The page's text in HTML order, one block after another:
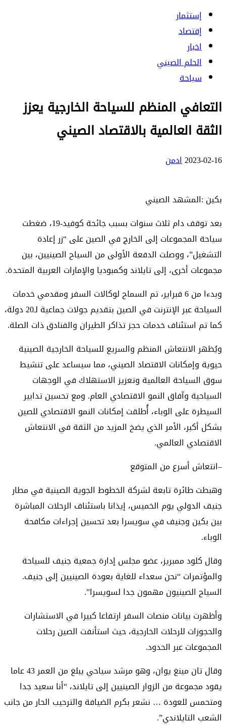
إستثمار
إقتصاد
اخبار
الحلم الصيني
سياحة
التعافي المنظم للسياحة الخارجية يعزز
الثقة العالمية بالاقتصاد الصيني
2023-02-16ادمن
بكين :المشهد الصيني
بعد توقف دام ثلاث سنوات بسبب جائحة كوفيد-19، ضغطت
سياحة المجموعات إلى الخارج في الصين على “زر إعادة
التشغيل”، ووصلت الدفعة الأولى من السياح الصينيين، بين
مجموعات أخرى، إلى تايلاند وكمبوديا والإمارات العربية المتحدة.
وبدءا من 6 فبراير، تم السماح لوكالات السفر ومقدمي خدمات
السياحة عبر الإنترنت في الصين بتقديم جولات جماعية لـ20 دولة،
كما تم استئناف خدمات حجز تذاكر الطيران والفنادق ذات الصلة.
ويُظهر الانتعاش المنظم والسريع للسياحة الخارجية الصينية
حيوية وإمكانات الاقتصاد الصيني، مما سيساعد على تنشيط
سوق السياحة العالمية وتعزيز الاستهلاك في الوجهات
السياحية وآفاق النمو الاقتصادي العام. ومع تحسين تدابير
السيطرة على الوباء، أُطلقت إمكانات النمو الاقتصادي للصين
بشكل أكبر، الأمر الذي يضخ المزيد من الثقة في الانتعاش
الاقتصادي العالمي.
–انتعاش أسرع من المتوقع
وهبطت طائرة تابعة لشركة الخطوط الجوية الصينية في مطار
جنيف الدولي يوم الخميس، إيذانا باستئناف الرحلات المباشرة
بين بكين وجنيف في سويسرا بعد تحسين إجراءات مكافحة
الوباء.
وقال كلود ممبريز، عضو مجلس إدارة جمعية جنيف للسياحة
والمؤتمرات “نحن سعداء للغاية بعودة الصينيين إلى جنيف.
السياح الصينيون مهمون جدا لسويسرا”.
وأظهرت بيانات منصات السفر ارتفاعا كبيرا في الاستشارات
والحجوزات للرحلات الخارجية، حيث استأنفت الصين رحلات
المجموعات عبر الحدود.
وقال تان مينغ يوان، وهو مرشد سياحي يبلغ من العمر 43 عاما
يقود مجموعة من الزوار الصينيين إلى تايلاند، “أنا سعيد جدا
ومتحمس للعودة … نشعر بكرم الضيافة والترحيب الحار من جانب
الشعب التايلاندي”.